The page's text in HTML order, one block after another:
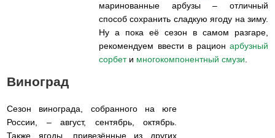
маринованные арбузы – отличный
способ сохранить сладкую ягоду на зиму.
Ну а пока её сезон в самом разгаре,
рекомендуем ввести в рацион арбузный
сорбети многокомпонентный смузи
Виноград
Сезон винограда, собранного на юге
России, – август, сентябрь, октябрь.
Также ягоды, привезённые из других